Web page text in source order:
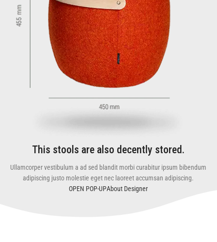
This stools are also decently stored.
Ullamcorper vestibulum a ad sed blandit morbi curabitur ipsum bibendum
adipiscing justo molestie eget nec laoreet accumsan adipiscing.
OPEN POP-UPAbout Designer